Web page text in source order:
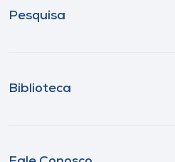
Pesquisa
Biblioteca